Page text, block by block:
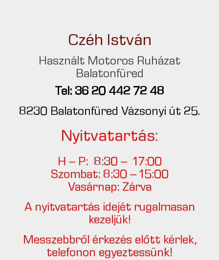
Czéh István
Használt Motoros Ruházat
Balatonfüred
Tel: 36 20 442 72 48
8230 Balatonfüred Vázsonyi út 25.
Nyitvatartás:
H – P: 8:30 – 17:00
Szombat: 8:30 – 15:00
Vasárnap: Zárva
A nyitvatartás idejét rugalmasan
kezeljük!
Messzebbről érkezés előtt kérlek,
telefonon egyeztessünk!